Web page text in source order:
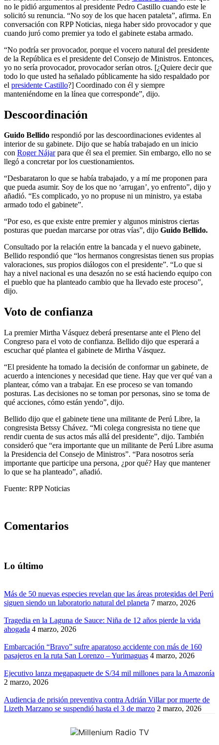
no le pidió argumentos al presidente Pedro Castillo cuando este le
solicitó su renuncia. “No soy de los que hacen pataleta”, afirma. En
conversación con RPP Noticias, niega haber sido provocador y que
cuando juró como premier ya todo el gabinete estaba armado.
“No podría ser provocador, porque el vocero natural del presidente
de la República es el presidente del Consejo de Ministros. Entonces,
yo no sería provocador, provocador serían otros. [¿Quiere decir que
todo lo que usted ha señalado públicamente ha sido respaldado por
el presidente Castillo?] Coordinado con él y siempre
manteniéndome en la línea que corresponde”, dijo.
Descoordinación
Guido Bellido respondió por las descoordinaciones evidentes al
interior de su gabinete. Dijo que se había trabajado en un inicio
con Roger Nájarpara que él sea el premier. Sin embargo, ello no se
llegó a concretar por los cuestionamientos.
“Desbarataron lo que se había trabajado, y a mí me proponen para
que pueda asumir. Soy de los que no ‘arrugan’, yo enfrento”, dijo y
añadió. “Es complicado, yo no propuse ni un ministro, ya estaba
armado todo el gabinete”.
“Por eso, es que existe entre premier y algunos ministros ciertas
posturas que puedan marcarse por otras vías”, dijo Guido Bellido.
Consultado por la relación entre la bancada y el nuevo gabinete,
Bellido respondió que “los hermanos congresistas tienen sus propias
valoraciones, sus propios diálogos con el presidente”. “Lo que si
hay a nivel nacional es una desazón no se está haciendo equipo con
el pueblo que ha planteado cambio que ha llevado este proceso”,
dijo.
Voto de confianza
La premier Mirtha Vásquez deberá presentarse ante el Pleno del
Congreso para el voto de confianza. Bellido dijo que esperará a
escuchar qué plantea el gabinete de Mirtha Vásquez.
“El presidente ha tomado la decisión de conformar un gabinete, de
acuerdo a intenciones y necesidad que tiene. Hay que ver qué van a
plantear, cómo van a trabajar. En ese proceso se van tomando
posturas. Las decisiones no se toman por personas, sino se toma de
qué acciones, cómo están yendo”, dijo.
Bellido dijo que el gabinete tiene una militante de Perú Libre, la
congresista Betssy Chávez. “Mi colega congresista no tiene que
rendir cuenta de sus actos más allá del presidente”, dijo. También
consideró que “era importante que un militante de Perú Libre asuma
la Presidencia del Consejo de Ministros”. “Para nosotros sería
importante que participe una persona, ¿por qué? Hay que mantener
lo que se ha planteado”, añadió.
Fuente: RPP Noticias
Comentarios
Lo último
Más de 50 nuevas especies revelan que las áreas protegidas del Perú
siguen siendo un laboratorio natural del planeta 7 marzo, 2026
Tragedia en la Laguna de Sauce: Niña de 12 años pierde la vida
ahogada 4 marzo, 2026
Embarcación “Bravo” sufre aparatoso accidente con más de 160
pasajeros en la ruta San Lorenzo – Yurimaguas 4 marzo, 2026
Ejecutivo lanza megapaquete de S/34 mil millones para la Amazonía
2 marzo, 2026
Audiencia de prisión preventiva contra Adrián Villar por muerte de
Lizeth Marzano se suspendió hasta el 3 de marzo 2 marzo, 2026